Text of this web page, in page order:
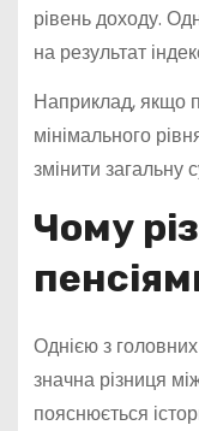
рівень доходу.
на результат
Наприклад, якщо
мінімального
змінити загальну
Чому
Однією з
значна різниця
пояснюється